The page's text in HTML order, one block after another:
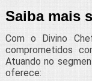
Saiba mais
Com o Divino
comprometidos
Atuando no
oferece: